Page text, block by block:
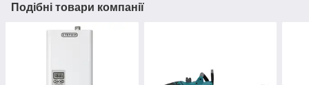
Подібні товари компанії